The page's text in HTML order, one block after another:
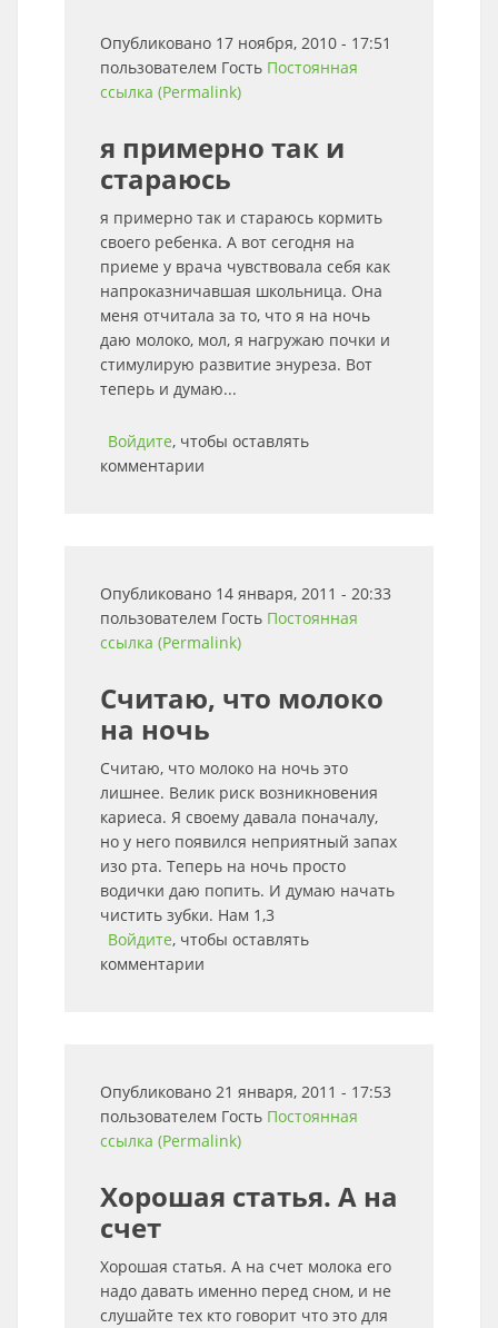
Опубликовано 17 ноября, 2010 - 17:51
пользователем Гость Постоянная
ссылка (Permalink)
я примерно так и
стараюсь
я примерно так и стараюсь кормить
своего ребенка. А вот сегодня на
приеме у врача чувствовала себя как
напроказничавшая школьница. Она
меня отчитала за то, что я на ночь
даю молоко, мол, я нагружаю почки и
стимулирую развитие энуреза. Вот
теперь и думаю...
Войдите, чтобы оставлять
комментарии
Опубликовано 14 января, 2011 - 20:33
пользователем Гость Постоянная
ссылка (Permalink)
Считаю, что молоко
на ночь
Считаю, что молоко на ночь это
лишнее. Велик риск возникновения
кариеса. Я своему давала поначалу,
но у него появился неприятный запах
изо рта. Теперь на ночь просто
водички даю попить. И думаю начать
чистить зубки. Нам 1,3
Войдите, чтобы оставлять
комментарии
Опубликовано 21 января, 2011 - 17:53
пользователем Гость Постоянная
ссылка (Permalink)
Хорошая статья. А на
счет
Хорошая статья. А на счет молока его
надо давать именно перед сном, и не
слушайте тех кто говорит что это для